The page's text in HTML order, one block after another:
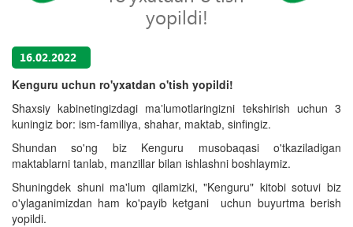
yopildi!
16.02.2022
Kenguru uchun ro'yxatdan o'tish yopildi!
Shaxsiy kabinetingizdagi maʼlumotlaringizni tekshirish uchun 3
kuningiz bor: ism-familiya, shahar, maktab, sinfingiz.
Shundan so'ng biz Kenguru musobaqasi o'tkaziladigan
maktablarni tanlab, manzillar bilan ishlashni boshlaymiz.
Shuningdek shuni ma'lum qilamizki, "Kenguru" kitobi sotuvi biz
o'ylaganimizdan ham ko'payib ketgani uchun buyurtma berish
yopildi.